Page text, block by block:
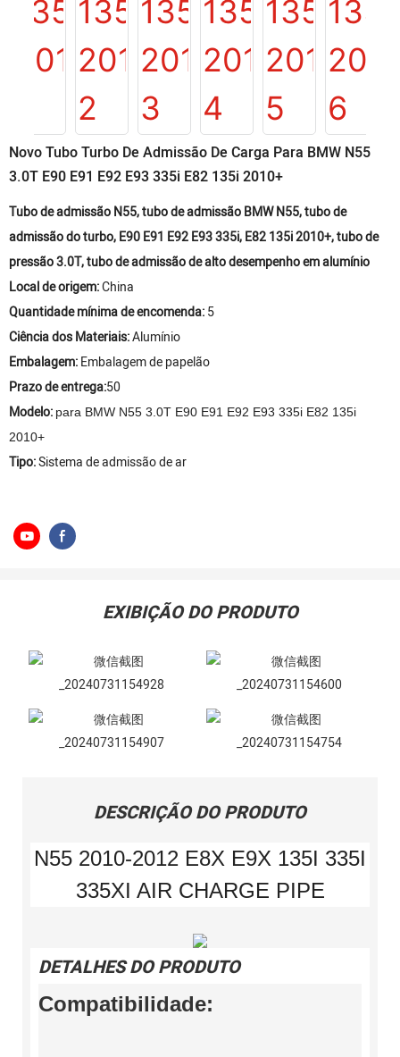
Novo Tubo Turbo De Admissão De Carga Para BMW N55
3.0T E90 E91 E92 E93 335i E82 135i 2010+
Tubo de admissão N55, tubo de admissão BMW N55, tubo de
admissão do turbo, E90 E91 E92 E93 335i, E82 135i 2010+, tubo de
pressão 3.0T, tubo de admissão de alto desempenho em alumínio
Local de origem:China
Quantidade mínima de encomenda:5
Ciência dos Materiais:Alumínio
Embalagem:Embalagem de papelão
Prazo de entrega:50
Modelo: para BMW N55 3.0T E90 E91 E92 E93 335i E82 135i
2010+
Tipo:Sistema de admissão de ar
EXIBIÇÃO DO PRODUTO
DESCRIÇÃO DO PRODUTO
N55 2010-2012 E8X E9X 135I 335I
335XI AIR CHARGE PIPE
DETALHES DO PRODUTO
Compatibilidade: